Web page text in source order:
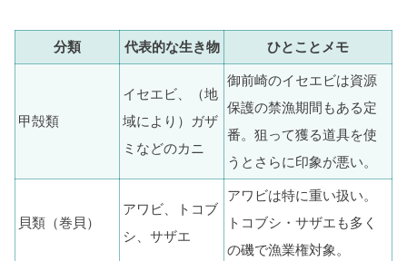
分類 代表的な生き物 ひとことメモ
甲殻類
イセエビ、（地
域により）ガザ
ミなどのカニ
御前崎のイセエビは資源
保護の禁漁期間もある定
番。狙って獲る道具を使
うとさらに印象が悪い。
貝類（巻貝）
アワビ、トコブ
シ、サザエ
アワビは特に重い扱い。
トコブシ・サザエも多く
の磯で漁業権対象。